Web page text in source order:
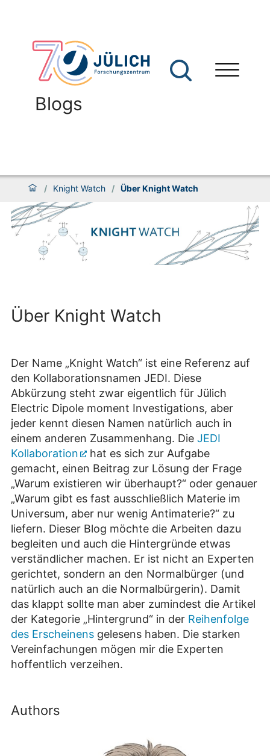
Blogs
/ Knight Watch / Über Knight Watch
Über Knight Watch
Der Name „Knight Watch“ ist eine Referenz auf
den Kollaborationsnamen JEDI. Diese
Abkürzung steht zwar eigentlich für Jülich
Electric Dipole moment Investigations, aber
jeder kennt diesen Namen natürlich auch in
einem anderen Zusammenhang. Die JEDI
Kollaboration
hat es sich zur Aufgabe
gemacht, einen Beitrag zur Lösung der Frage
„Warum existieren wir überhaupt?“ oder genauer
„Warum gibt es fast ausschließlich Materie im
Universum, aber nur wenig Antimaterie?“ zu
liefern. Dieser Blog möchte die Arbeiten dazu
begleiten und auch die Hintergründe etwas
verständlicher machen. Er ist nicht an Experten
gerichtet, sondern an den Normalbürger (und
natürlich auch an die Normalbürgerin). Damit
das klappt sollte man aber zumindest die Artikel
der Kategorie „Hintergrund“ in der Reihenfolge
des Erscheinens gelesens haben. Die starken
Vereinfachungen mögen mir die Experten
hoffentlich verzeihen.
Authors